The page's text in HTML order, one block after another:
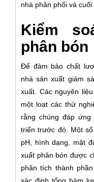
nhà phân phối và cuối
Kiểm
phân bón
Để đảm bảo chất
nhà sản xuất giám
xuất. Các nguyên
một loạt các thử
rằng chúng đáp
triển trước đó. Một
pH, hình dạng, mật
xuất phân bón được
phân tích thành